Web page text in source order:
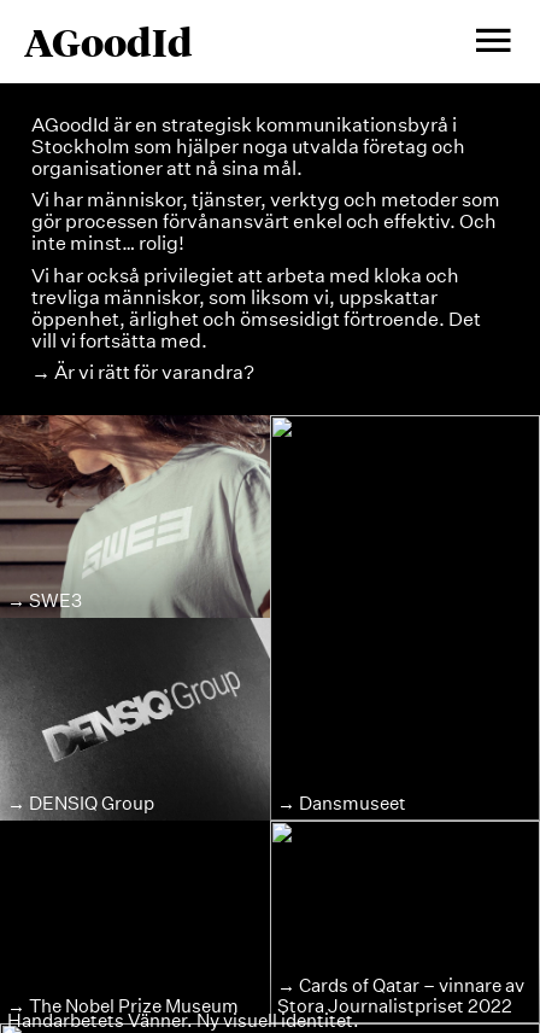
innehåll
AGoodId
AGoodId är en strategisk kommunikationsbyrå i
Stockholm som hjälper noga utvalda företag och
organisationer att nå sina mål.
Vi har människor, tjänster, verktyg och metoder som
gör processen förvånansvärt enkel och effektiv. Och
inte minst… rolig!
Vi har också privilegiet att arbeta med kloka och
trevliga människor, som liksom vi, uppskattar
öppenhet, ärlighet och ömsesidigt förtroende. Det
vill vi fortsätta med.
Är vi rätt för varandra?
SWE3
DENSIQ Group Dansmuseet
The Nobel Prize Museum
Cards of Qatar – vinnare av
Stora Journalistpriset 2022
Handarbetets Vänner. Ny visuell identitet.